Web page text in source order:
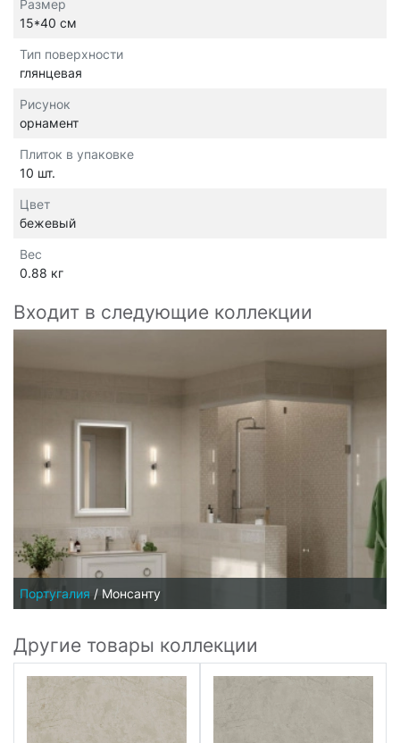
Размер
15*40 см
Тип поверхности
глянцевая
Рисунок
орнамент
Плиток в упаковке
10 шт.
Цвет
бежевый
Вес
0.88 кг
Входит в следующие коллекции
Португалия / Монсанту
Другие товары коллекции